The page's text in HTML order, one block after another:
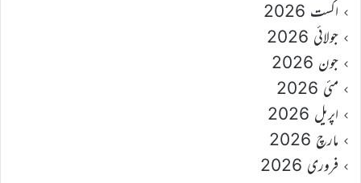
اگست 2026
جولائی 2026
جون 2026
مئی 2026
اپریل 2026
مارچ 2026
فروری 2026